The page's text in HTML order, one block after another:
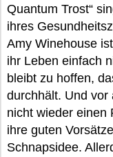
Quantum Trost“
ihres
Amy Winehouse
ihr Leben einfach
bleibt zu hoffen,
durchhält. Und vor
nicht wieder einen
ihre guten
Schnapsidee.